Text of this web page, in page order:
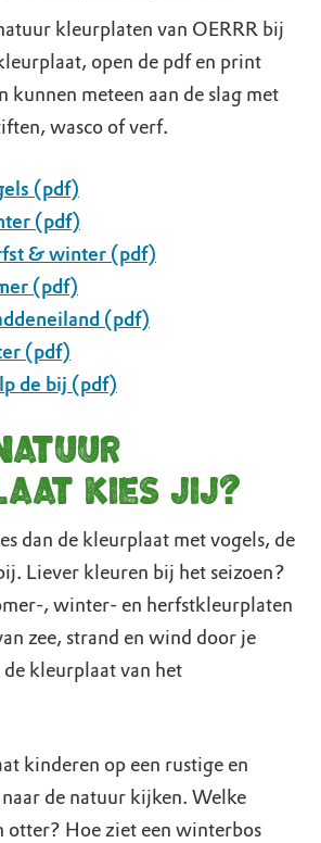
kleurplaten van OERRR bij
open de pdf en print
kunnen meteen aan de slag met
wasco of verf.
(pdf)
(pdf)
& winter (pdf)
(pdf)
(pdf)
(pdf)
de bij (pdf)
kies jij?
dan de kleurplaat met vogels, de
Liever kleuren bij het seizoen?
, winter- en herfstkleurplaten
zee, strand en wind door je
kleurplaat van het
kinderen op een rustige en
de natuur kijken. Welke
otter? Hoe ziet een winterbos